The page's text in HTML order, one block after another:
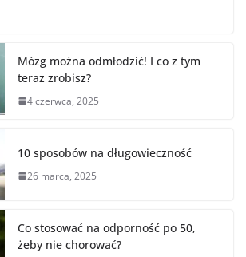
Mózg można odmłodzić! I co z tym
teraz zrobisz?
4 czerwca, 2025
10 sposobów na długowieczność
26 marca, 2025
Co stosować na odporność po 50,
żeby nie chorować?